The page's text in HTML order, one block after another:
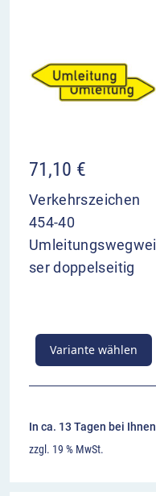
71,10 €
Verkehrszeichen
454-40
Umleitungswegwei
ser doppelseitig
Variante wählen
In ca. 13 Tagen bei Ihnen
zzgl. 19 % MwSt.